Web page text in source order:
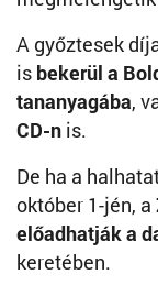
A győztesek
is bekerül a
tananyagába,
CD-n is.
De ha a
október 1-jén, a
előadhatják a
keretében.